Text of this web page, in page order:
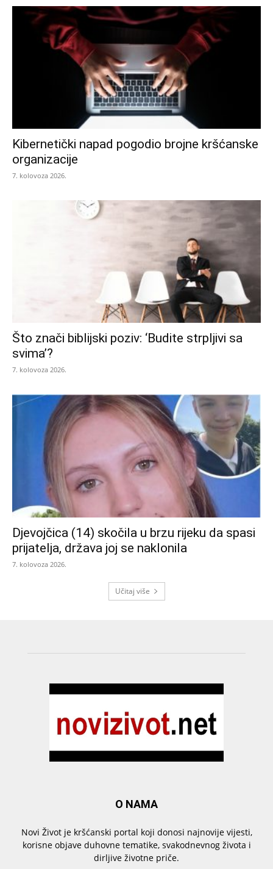
Kibernetički napad pogodio brojne kršćanske
organizacije
7. kolovoza 2026.
Što znači biblijski poziv: ‘Budite strpljivi sa
svima’?
7. kolovoza 2026.
Djevojčica (14) skočila u brzu rijeku da spasi
prijatelja, država joj se naklonila
7. kolovoza 2026.
Učitaj više
O NAMA
Novi Život je kršćanski portal koji donosi najnovije vijesti,
korisne objave duhovne tematike, svakodnevnog života i
dirljive životne priče.